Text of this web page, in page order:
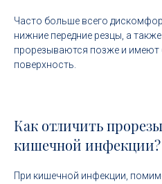
Часто больше всего
нижние передние резцы, а
прорезываются позже и
поверхность.
Как отличить
кишечной инфекции?
При кишечной инфекции,